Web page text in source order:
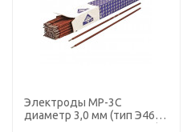
Электроды МР-3С
диаметр 3,0 мм (тип Э46,